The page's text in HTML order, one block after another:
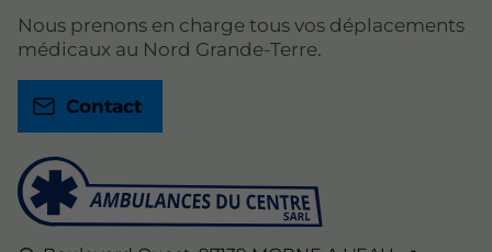
Nous prenons en charge tous vos déplacements
médicaux au Nord Grande-Terre.
Contact